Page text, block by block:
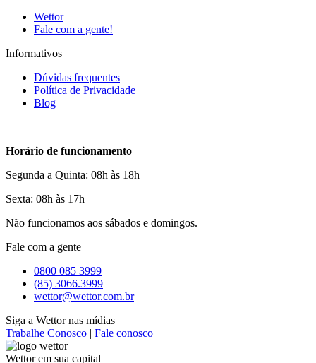
Wettor
Fale com a gente!
Informativos
Dúvidas frequentes
Política de Privacidade
Blog
Horário de funcionamento
Segunda a Quinta: 08h às 18h
Sexta: 08h às 17h
Não funcionamos aos sábados e domingos.
Fale com a gente
0800 085 3999
(85) 3066.3999
wettor@wettor.com.br
Siga a Wettor nas mídias
Trabalhe Conosco | Fale conosco
Wettor em sua capital